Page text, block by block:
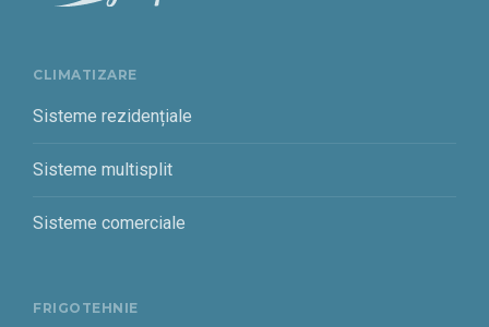
CLIMATIZARE
Sisteme rezidențiale
Sisteme multisplit
Sisteme comerciale
FRIGOTEHNIE